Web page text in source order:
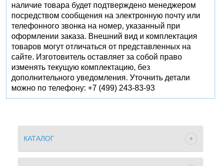
наличие товара будет подтверждено менеджером
посредством сообщения на электронную почту или
телефонного звонка на номер, указанный при
оформлении заказа. Внешний вид и комплектация
товаров могут отличаться от представленных на
сайте. Изготовитель оставляет за собой право
изменять текущую комплектацию, без
дополнительного уведомления. Уточнить детали
можно по телефону: +7 (499) 243-83-93
КАТАЛОГ